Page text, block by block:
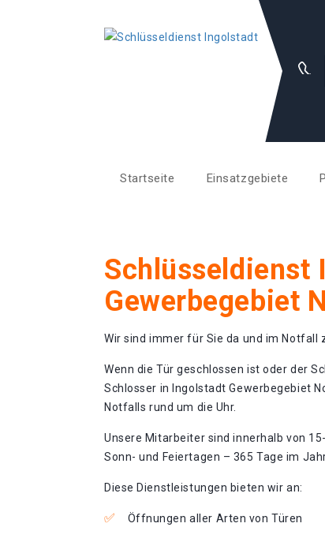
Startseite Einsatzgebiete
Schlüsseldienst
Gewerbegebiet
Wir sind immer für Sie da und im Notfall
Wenn die Tür geschlossen ist oder der
Schlosser in Ingolstadt Gewerbegebiet
Notfalls rund um die Uhr.
Unsere Mitarbeiter sind innerhalb von
Sonn- und Feiertagen – 365 Tage im
Diese Dienstleistungen bieten wir an:
Öffnungen aller Arten von Türen